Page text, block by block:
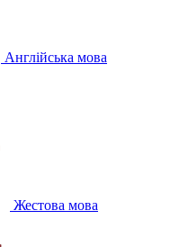
Англійська мова
Жестова мова